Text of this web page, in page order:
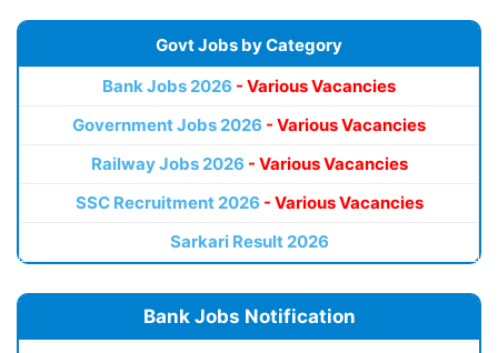
Govt Jobs by Category
Bank Jobs 2026 - Various Vacancies
Government Jobs 2026 - Various Vacancies
Railway Jobs 2026 - Various Vacancies
SSC Recruitment 2026 - Various Vacancies
Sarkari Result 2026
Bank Jobs Notification